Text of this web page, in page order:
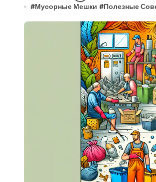
Вентиляция
Улучшение Дома И
#Мусорные Мешки #Полезные